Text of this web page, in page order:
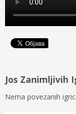
Jos Zanimljivih
Nema povezanih